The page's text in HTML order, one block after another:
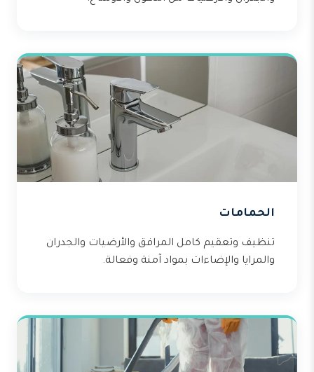
الحمامات
تنظيف وتعقيم كامل المرافق والأرضيات والجدران
والمرايا والإضاءات بمواد آمنة وفعالة.